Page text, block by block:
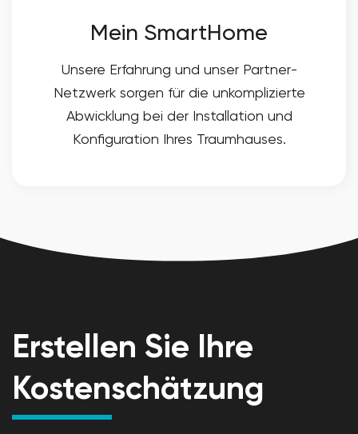
Mein SmartHome
Unsere Erfahrung und unser Partner-
Netzwerk sorgen für die unkomplizierte
Abwicklung bei der Installation und
Konfiguration Ihres Traumhauses.
Erstellen Sie Ihre
Kostenschätzung